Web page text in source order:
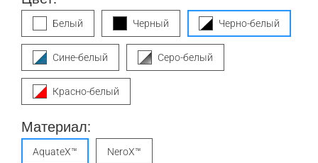
Белый Черный Черно-белый
Сине-белый Серо-белый
Красно-белый
Материал:
AquateX™ NeroX™